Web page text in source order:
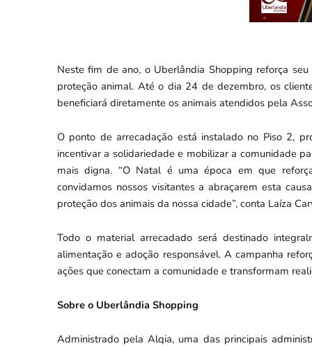
Neste fim de ano, o Uberlândia Shopping reforça
proteção animal. Até o dia 24 de dezembro, os
beneficiará diretamente os animais atendidos pela
O ponto de arrecadação está instalado no Piso 2,
incentivar a solidariedade e mobilizar a comunidade
mais digna. “O Natal é uma época em que
convidamos nossos visitantes a abraçarem esta
proteção dos animais da nossa cidade”, conta Laíza
Todo o material arrecadado será destinado
alimentação e adoção responsável. A campanha
ações que conectam a comunidade e transformam
Sobre o Uberlândia Shopping
Administrado pela Alqia, uma das principais